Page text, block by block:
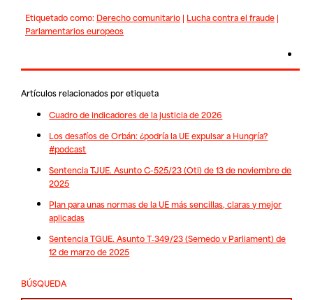
Etiquetado como: Derecho comunitario| Lucha contra el fraude|
Parlamentarios europeos
Artículos relacionados por etiqueta
Cuadro de indicadores de la justicia de 2026
Los desafíos de Orbán: ¿podría la UE expulsar a Hungría?
#podcast
Sentencia TJUE. Asunto C-525/23 (Oti) de 13 de noviembre de
2025
Plan para unas normas de la UE más sencillas, claras y mejor
aplicadas
Sentencia TGUE. Asunto T‑349/23 (Semedo v Parliament) de
12 de marzo de 2025
BÚSQUEDA